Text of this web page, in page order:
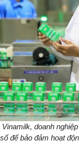
doanh
để bảo đảm hoạt